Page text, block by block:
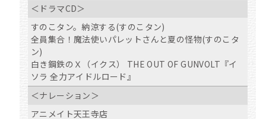
＜ドラマCD＞
すのこタン。納涼する(すのこタン)
全員集合！魔法使いパレットさんと夏の怪物(すのこタ
ン)
白き鋼鉄のＸ（イクス） THE OUT OF GUNVOLT『イ
ソラ 全力アイドルロード』
＜ナレーション＞
アニメイト天王寺店